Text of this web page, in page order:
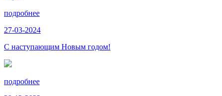
подробнее
27-03-2024
С наступающим Новым годом!
подробнее